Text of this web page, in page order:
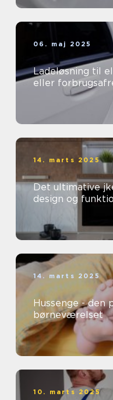
06. maj 2025
Ladeløsning til
eller
14. marts 2025
Det ultimative
design og
14. marts 2025
Hussenge -
børneværelset
10. marts 2025